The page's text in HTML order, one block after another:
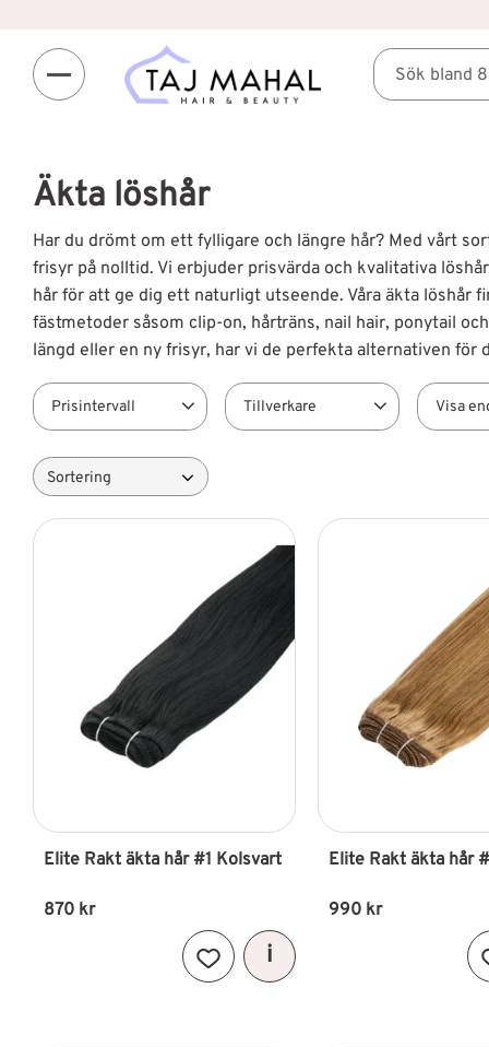
Äkta löshår
Har du drömt om ett fylligare och längre hår? Med vårt
frisyr på nolltid. Vi erbjuder prisvärda och kvalitativa
hår för att ge dig ett naturligt utseende. Våra äkta löshår
fästmetoder såsom clip-on, hårträns, nail hair, ponytail
längd eller en ny frisyr, har vi de perfekta alternativen för
Prisintervall
289
Tillverkare Visa
Välj sortering
Elite Rakt äkta hår #1 Kolsvart
870 kr
Lägg till i favoriter
Elite Rakt äkta hår
990kr